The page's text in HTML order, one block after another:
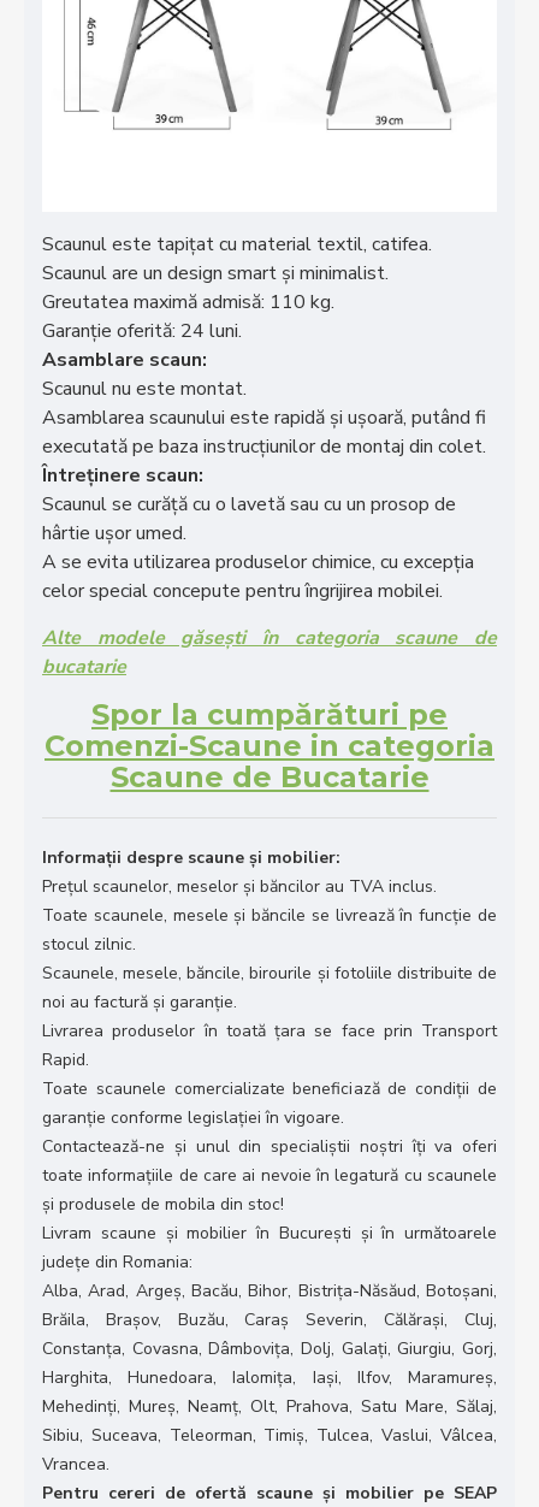
Scaunul este tapițat cu material textil, catifea.
Scaunul are un design smart și minimalist.
Greutatea maximă admisă: 110 kg.
Garanție oferită: 24 luni.
Asamblare scaun:
Scaunul nu este montat.
Asamblarea scaunului este rapidă și ușoară, putând fi
executată pe baza instrucțiunilor de montaj din colet.
Întreținere scaun:
Scaunul se curăță cu o lavetă sau cu un prosop de
hârtie ușor umed.
A se evita utilizarea produselor chimice, cu excepția
celor special concepute pentru îngrijirea mobilei.
Alte modele găsești în categoria scaune de
bucatarie
Spor la cumpărături pe
Comenzi-Scaune in categoria
Scaune de Bucatarie
Informații despre scaune și mobilier:
Prețul scaunelor, meselor și băncilor au TVA inclus.
Toate scaunele, mesele și băncile se livrează în funcție de
stocul zilnic.
Scaunele, mesele, băncile, birourile și fotoliile distribuite de
noi au factură și garanție.
Livrarea produselor în toată țara se face prin Transport
Rapid.
Toate scaunele comercializate beneficiază de condiții de
garanție conforme legislației în vigoare.
Contactează-ne și unul din specialiștii noștri îți va oferi
toate informațiile de care ai nevoie în legatură cu scaunele
și produsele de mobila din stoc!
Livram scaune și mobilier în București și în următoarele
județe din Romania:
Alba, Arad, Argeș, Bacău, Bihor, Bistrița-Năsăud, Botoșani,
Brăila, Brașov, Buzău, Caraș Severin, Călărași, Cluj,
Constanța, Covasna, Dâmbovița, Dolj, Galați, Giurgiu, Gorj,
Harghita, Hunedoara, Ialomița, Iași, Ilfov, Maramureș,
Mehedinți, Mureș, Neamț, Olt, Prahova, Satu Mare, Sălaj,
Sibiu, Suceava, Teleorman, Timiș, Tulcea, Vaslui, Vâlcea,
Vrancea.
Pentru cereri de ofertă scaune și mobilier pe SEAP